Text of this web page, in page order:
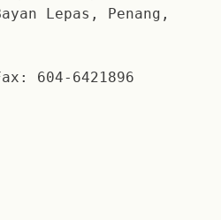
Lepas, Penang,
604-6421896